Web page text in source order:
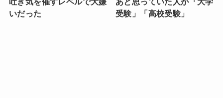
いだった
受験」「高校受験」